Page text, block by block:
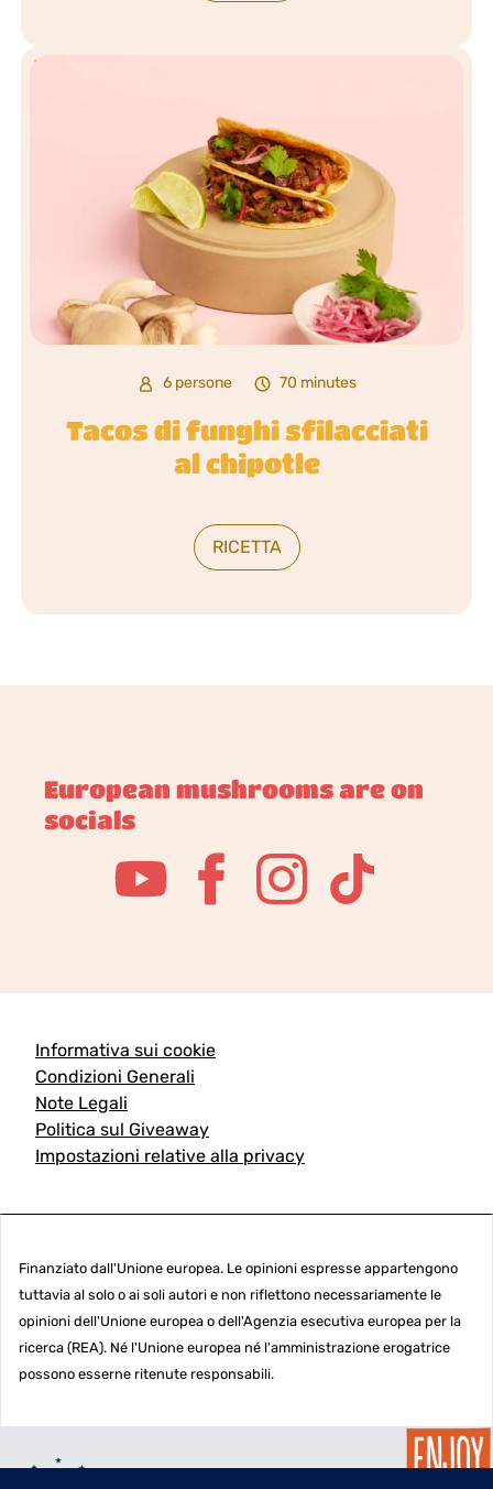
6 persone 70 minutes
Tacos di funghi sfilacciati
al chipotle
RICETTA
European mushrooms are on
socials
Informativa sui cookie
Condizioni Generali
Note Legali
Politica sul Giveaway
Impostazioni relative alla privacy
Finanziato dall'Unione europea. Le opinioni espresse appartengono
tuttavia al solo o ai soli autori e non riflettono necessariamente le
opinioni dell'Unione europea o dell'Agenzia esecutiva europea per la
ricerca (REA). Né l'Unione europea né l'amministrazione erogatrice
possono esserne ritenute responsabili.